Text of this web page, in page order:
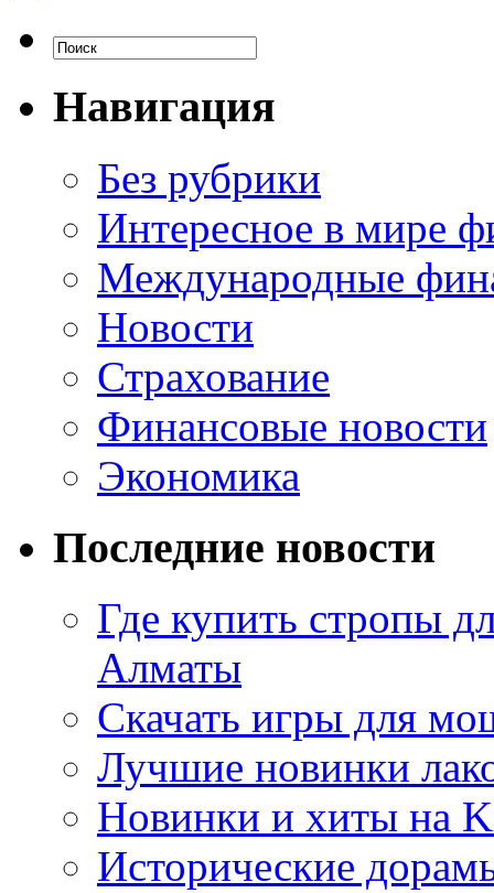
Навигация
Без рубрики
Интересное в мире
Международные
Новости
Страхование
Финансовые новости
Экономика
Последние новости
Где купить стропы
Алматы
Скачать игры для
Лучшие новинки
Новинки и хиты на
Исторические